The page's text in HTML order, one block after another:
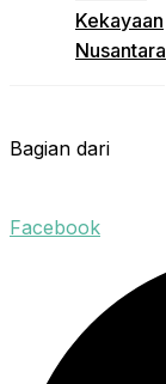
Kekayaan
Nusantara
Bagian dari
Facebook